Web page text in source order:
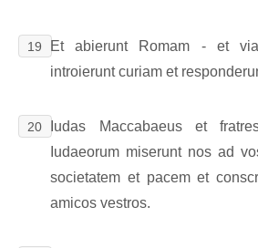
19
Et abierunt Romam - et
introierunt curiam et
20
Iudas Maccabaeus et
Iudaeorum miserunt nos ad
societatem et pacem et
amicos vestros.